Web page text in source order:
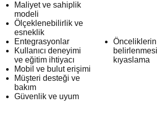
Maliyet ve sahiplik
modeli
Ölçeklenebilirlik ve
esneklik
Entegrasyonlar
Kullanıcı deneyimi
ve eğitim ihtiyacı
Mobil ve bulut erişimi
Müşteri desteği ve
bakım
Güvenlik ve uyum
Önceliklerin
kıyaslama